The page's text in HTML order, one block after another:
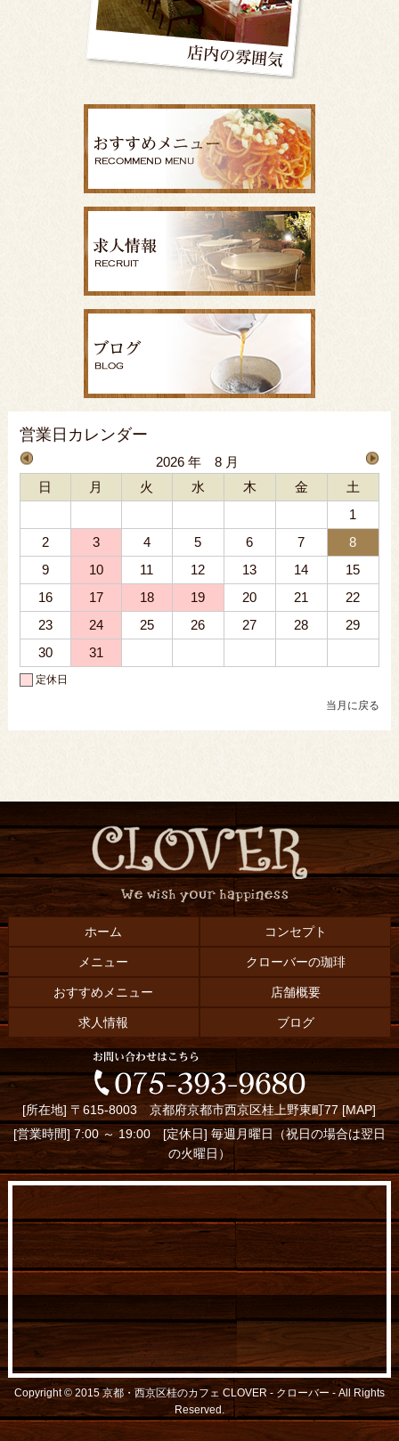
営業日カレンダー
2026 年 8 月
日
月 火 水 木 金
土
1
2
3 4 5 6 7
8
9
10 11 12 13 14
15
16
17 18 19 20 21
22
23
24 25 26 27 28
29
30
31
定休日
当月に戻る
ホーム コンセプト
メニュー クローバーの珈琲
おすすめメニュー 店舗概要
求人情報 ブログ
[所在地] 〒615-8003 京都府京都市西京区桂上野東町77 [MAP]
[営業時間] 7:00 ～ 19:00 [定休日] 毎週月曜日（祝日の場合は翌日
の火曜日）
Copyright © 2015京都・西京区桂のカフェ CLOVER - クローバー -All Rights
Reserved.